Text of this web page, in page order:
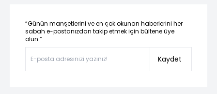
“Günün manşetlerini ve en çok okunan haberlerini her
sabah e-postanızdan takip etmek için bültene üye
olun.”
Kaydet